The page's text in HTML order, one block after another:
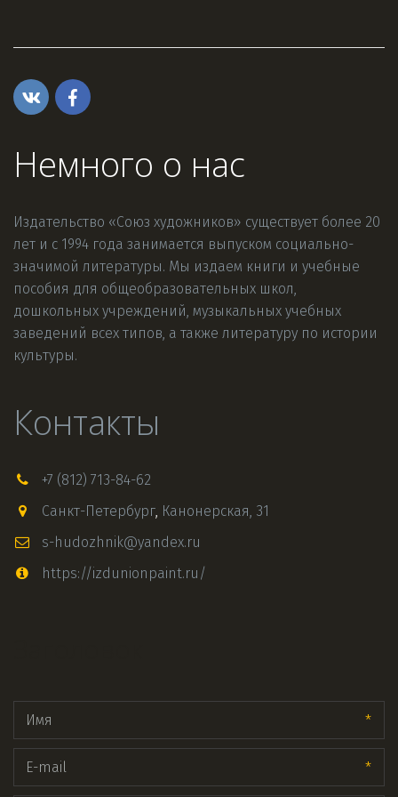
Немного о нас
Издательство «Союз художников» существует более 20
лет и с 1994 года занимается выпуском социально-
значимой литературы. Мы издаем книги и учебные
пособия для общеобразовательных школ,
дошкольных учреждений, музыкальных учебных
заведений всех типов, а также литературу по истории
культуры.
Контакты
+7 (812) 713-84-62
Санкт-Петербург, Канонерская, 31
s-hudozhnik@yandex.ru
https://izdunionpaint.ru/
*
*